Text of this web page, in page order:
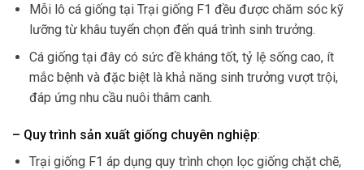
Mỗi lô cá giống tại Trại giống F1 đều được chăm sóc kỹ
lưỡng từ khâu tuyển chọn đến quá trình sinh trưởng.
Cá giống tại đây có sức đề kháng tốt, tỷ lệ sống cao, ít
mắc bệnh và đặc biệt là khả năng sinh trưởng vượt trội,
đáp ứng nhu cầu nuôi thâm canh.
– Quy trình sản xuất giống chuyên nghiệp:
Trại giống F1 áp dụng quy trình chọn lọc giống chặt chẽ,